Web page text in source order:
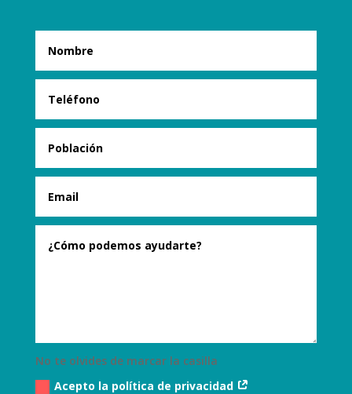
No te olvides de marcar la casilla
Acepto la política de privacidad